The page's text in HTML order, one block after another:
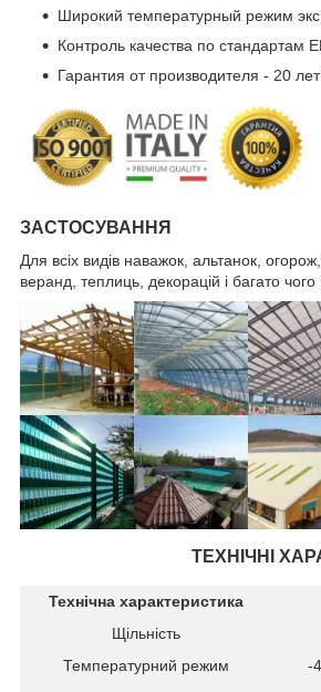
Широкий температурный режим
Контроль качества по стандартам
Гарантия от производителя - 20
ЗАСТОСУВАННЯ
Для всіх видів наважок, альтанок,
веранд, теплиць, декорацій і багато чого
ТЕХНІЧНІ
Технічна характеристика
Щільність
Температурний режим
-